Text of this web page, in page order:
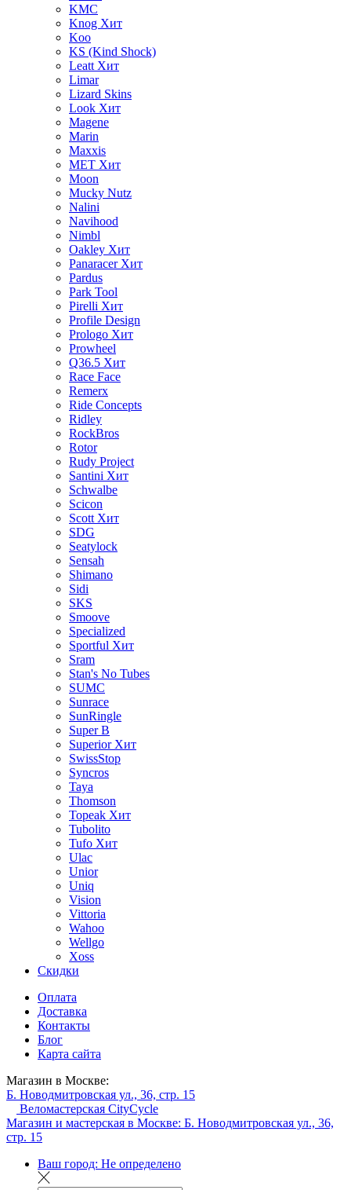
KMC
Knog Хит
Koo
KS (Kind Shock)
Leatt Хит
Limar
Lizard Skins
Look Хит
Magene
Marin
Maxxis
MET Хит
Moon
Mucky Nutz
Nalini
Navihood
Nimbl
Oakley Хит
Panaracer Хит
Pardus
Park Tool
Pirelli Хит
Profile Design
Prologo Хит
Prowheel
Q36.5 Хит
Race Face
Remerx
Ride Concepts
Ridley
RockBros
Rotor
Rudy Project
Santini Хит
Schwalbe
Scicon
Scott Хит
SDG
Seatylock
Sensah
Shimano
Sidi
SKS
Smoove
Specialized
Sportful Хит
Sram
Stan's No Tubes
SUMC
Sunrace
SunRingle
Super B
Superior Хит
SwissStop
Syncros
Taya
Thomson
Topeak Хит
Tubolito
Tufo Хит
Ulac
Unior
Uniq
Vision
Vittoria
Wahoo
Wellgo
Xoss
Скидки
Оплата
Доставка
Контакты
Блог
Карта сайта
Магазин в Москве:
Б. Новодмитровская ул., 36, стр. 15
Веломастерская CityCycle
Магазин и мастерская в Москве: Б. Новодмитровская ул., 36,
стр. 15
Ваш город: Не определено